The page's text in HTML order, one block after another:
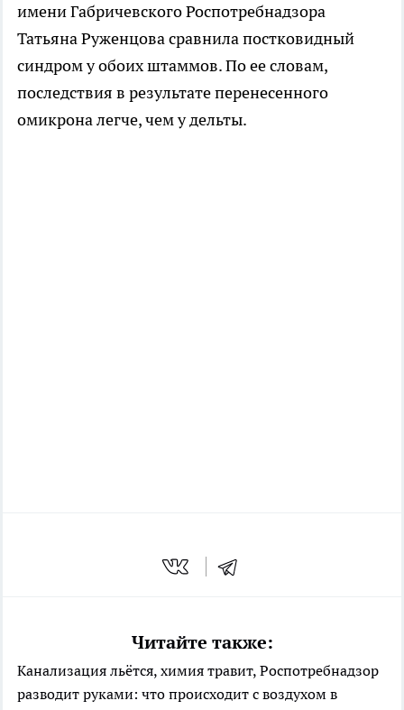
имени Габричевского Роспотребнадзора
Татьяна Руженцова сравнила постковидный
синдром у обоих штаммов. По ее словам,
последствия в результате перенесенного
омикрона легче, чем у дельты.
Читайте также:
Канализация льётся, химия травит, Роспотребнадзор
разводит руками: что происходит с воздухом в